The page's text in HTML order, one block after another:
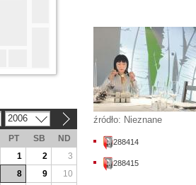
źródło: Nieznane
288414
288415
2006
PT SB
ND
1
2
3
8 9
10